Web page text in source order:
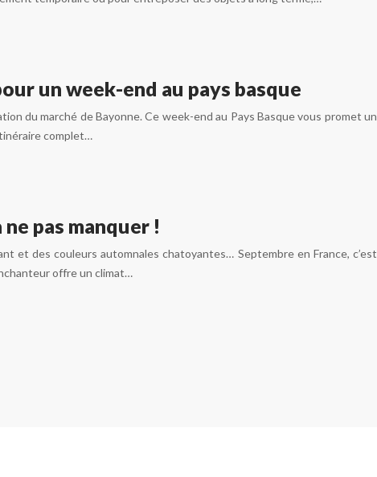
un week-end au pays basque
du marché de Bayonne. Ce week-end au Pays Basque vous promet un
complet…
pas manquer !
et des couleurs automnales chatoyantes… Septembre en France, c’est
offre un climat…